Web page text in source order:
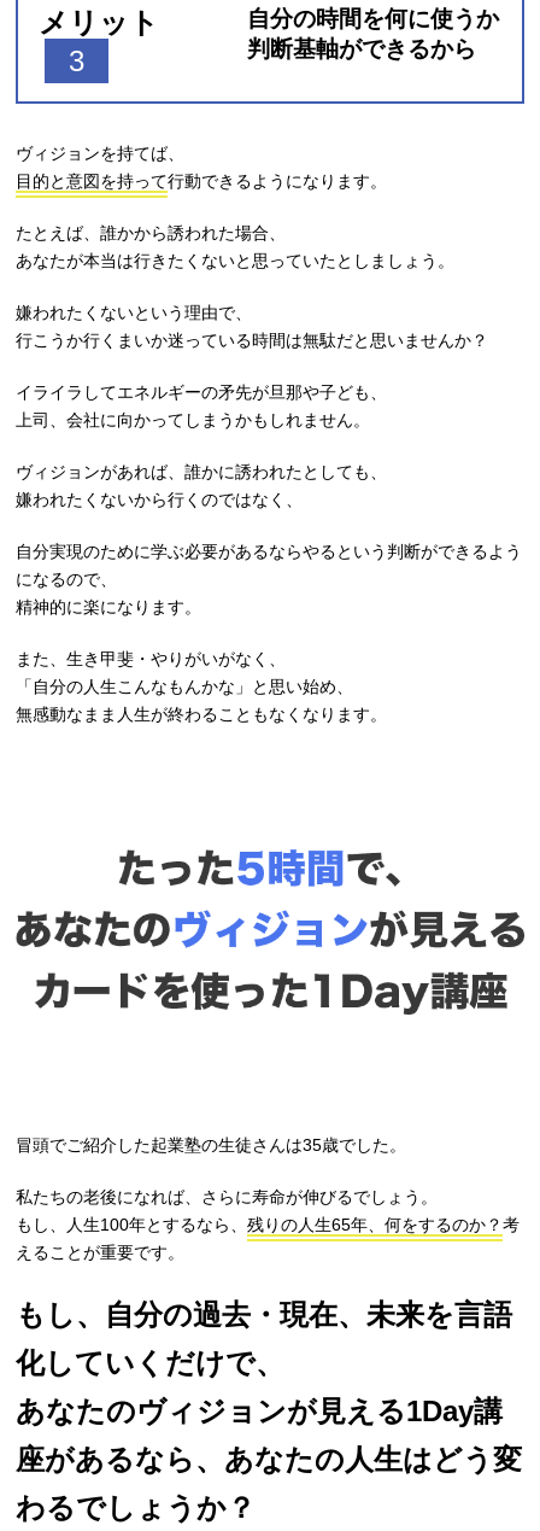
メリット
3
自分の時間を何に使うか
判断基軸ができるから
ヴィジョンを持てば、
目的と意図を持って行動できるようになります。
たとえば、誰かから誘われた場合、
あなたが本当は行きたくないと思っていたとしましょう。
嫌われたくないという理由で、
行こうか行くまいか迷っている時間は無駄だと思いませんか？
イライラしてエネルギーの矛先が旦那や子ども、
上司、会社に向かってしまうかもしれません。
ヴィジョンがあれば、誰かに誘われたとしても、
嫌われたくないから行くのではなく、
自分実現のために学ぶ必要があるならやるという判断ができるよう
になるので、
精神的に楽になります。
また、生き甲斐・やりがいがなく、
「自分の人生こんなもんかな」と思い始め、
無感動なまま人生が終わることもなくなります。
冒頭でご紹介した起業塾の生徒さんは35歳でした。
私たちの老後になれば、さらに寿命が伸びるでしょう。
もし、人生100年とするなら、残りの人生65年、何をするのか？考
えることが重要です。
もし、自分の過去・現在、未来を言語
化していくだけで、
あなたのヴィジョンが見える1Day講
座があるなら、あなたの人生はどう変
わるでしょうか？